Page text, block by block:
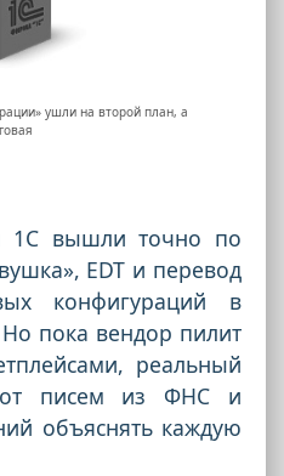
ушли на второй план, а
1С вышли точно по
EDT и перевод
конфигураций в
пока вендор пилит
реальный
от писем из ФНС и
объяснять каждую